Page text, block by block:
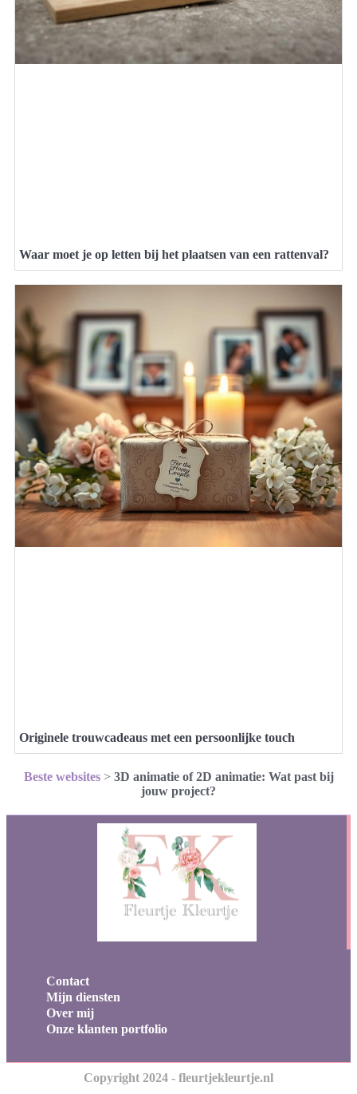
Waar moet je op letten bij het plaatsen van een rattenval?
Originele trouwcadeaus met een persoonlijke touch
Beste websites> 3D animatie of 2D animatie: Wat past bij
jouw project?
Contact
Mijn diensten
Over mij
Onze klanten portfolio
Copyright 2024 - fleurtjekleurtje.nl